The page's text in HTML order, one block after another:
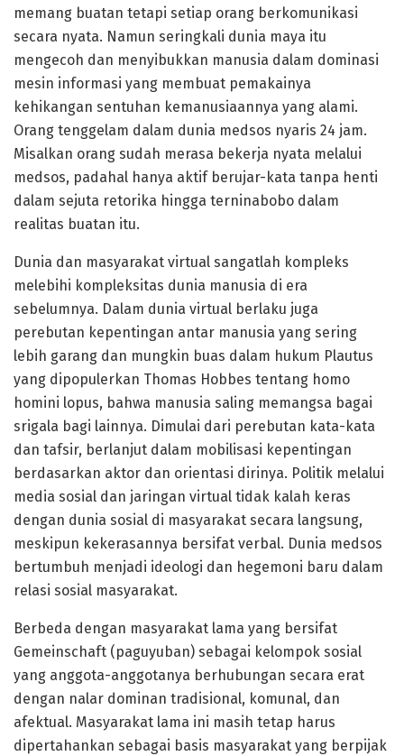
memang buatan tetapi setiap orang berkomunikasi
secara nyata. Namun seringkali dunia maya itu
mengecoh dan menyibukkan manusia dalam dominasi
mesin informasi yang membuat pemakainya
kehikangan sentuhan kemanusiaannya yang alami.
Orang tenggelam dalam dunia medsos nyaris 24 jam.
Misalkan orang sudah merasa bekerja nyata melalui
medsos, padahal hanya aktif berujar-kata tanpa henti
dalam sejuta retorika hingga terninabobo dalam
realitas buatan itu.
Dunia dan masyarakat virtual sangatlah kompleks
melebihi kompleksitas dunia manusia di era
sebelumnya. Dalam dunia virtual berlaku juga
perebutan kepentingan antar manusia yang sering
lebih garang dan mungkin buas dalam hukum Plautus
yang dipopulerkan Thomas Hobbes tentang homo
homini lopus, bahwa manusia saling memangsa bagai
srigala bagi lainnya. Dimulai dari perebutan kata-kata
dan tafsir, berlanjut dalam mobilisasi kepentingan
berdasarkan aktor dan orientasi dirinya. Politik melalui
media sosial dan jaringan virtual tidak kalah keras
dengan dunia sosial di masyarakat secara langsung,
meskipun kekerasannya bersifat verbal. Dunia medsos
bertumbuh menjadi ideologi dan hegemoni baru dalam
relasi sosial masyarakat.
Berbeda dengan masyarakat lama yang bersifat
Gemeinschaft (paguyuban) sebagai kelompok sosial
yang anggota-anggotanya berhubungan secara erat
dengan nalar dominan tradisional, komunal, dan
afektual. Masyarakat lama ini masih tetap harus
dipertahankan sebagai basis masyarakat yang berpijak